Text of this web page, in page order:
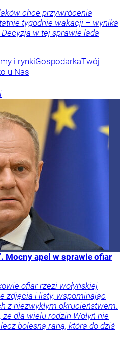
chce przywrócenia
tygodnie wakacji – wynika
Decyzja w tej sprawie lada
i rynkiGospodarkaTwój
u Nas
Mocny apel w sprawie ofiar
ofiar rzezi wołyńskiej
zdjęcia i listy, wspominając
z niezwykłym okrucieństwem.
dla wielu rodzin Wołyń nie
bolesną raną, która do dziś